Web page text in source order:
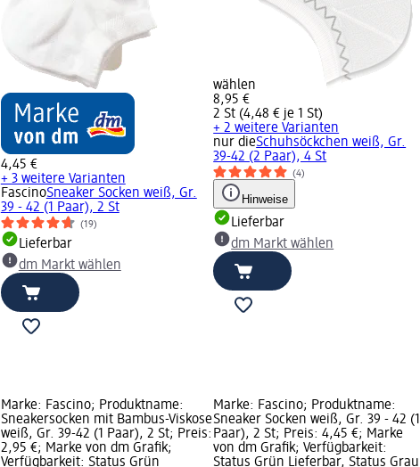
4,45 €
+ 3 weitere Varianten
FascinoSneaker Socken weiß, Gr.
39 - 42 (1 Paar), 2 St
(19)
Lieferbar
dm Markt wählen
wählen
8,95 €
2 St (4,48 € je 1 St)
+ 2 weitere Varianten
nur dieSchuhsöckchen weiß, Gr.
39-42 (2 Paar), 4 St
(4)
Hinweise
Lieferbar
dm Markt wählen
Marke: Fascino; Produktname:
Sneakersocken mit Bambus-Viskose
weiß, Gr. 39-42 (1 Paar), 2 St; Preis:
2,95 €; Marke von dm Grafik;
Verfügbarkeit: Status Grün
Marke: Fascino; Produktname:
Sneaker Socken weiß, Gr. 39 - 42 (1
Paar), 2 St; Preis: 4,45 €; Marke
von dm Grafik; Verfügbarkeit:
Status Grün Lieferbar, Status Grau